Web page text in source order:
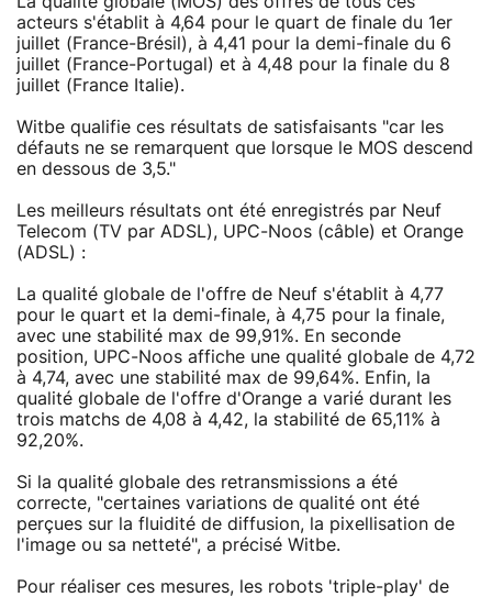
acteurs s'établit à 4,64 pour le quart de finale du 1er
juillet (France-Brésil), à 4,41 pour la demi-finale du 6
juillet (France-Portugal) et à 4,48 pour la finale du 8
juillet (France Italie).
Witbe qualifie ces résultats de satisfaisants "car les
défauts ne se remarquent que lorsque le MOS descend
en dessous de 3,5."
Les meilleurs résultats ont été enregistrés par Neuf
Telecom (TV par ADSL), UPC-Noos (câble) et Orange
(ADSL) :
La qualité globale de l'offre de Neuf s'établit à 4,77
pour le quart et la demi-finale, à 4,75 pour la finale,
avec une stabilité max de 99,91%. En seconde
position, UPC-Noos affiche une qualité globale de 4,72
à 4,74, avec une stabilité max de 99,64%. Enfin, la
qualité globale de l'offre d'Orange a varié durant les
trois matchs de 4,08 à 4,42, la stabilité de 65,11% à
92,20%.
Si la qualité globale des retransmissions a été
correcte, "certaines variations de qualité ont été
perçues sur la fluidité de diffusion, la pixellisation de
l'image ou sa netteté", a précisé Witbe.
Pour réaliser ces mesures, les robots 'triple-play' de